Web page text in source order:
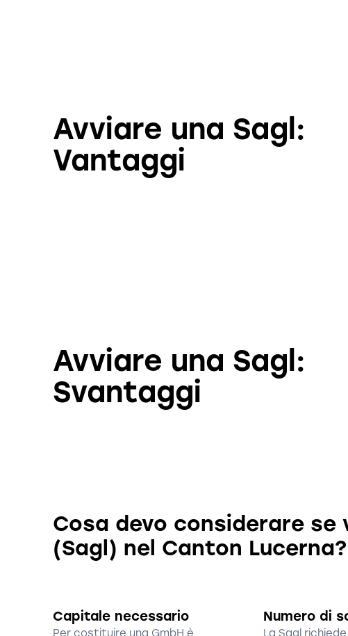
Avviare una Sagl:
Vantaggi
Avviare una Sagl:
Svantaggi
Cosa devo considerare
(Sagl) nel Canton Lucerna?
Capitale necessario
Per costituire una GmbH è
Numero di
La Sagl